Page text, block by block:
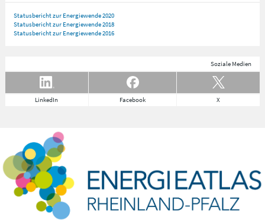
Statusbericht zur Energiewende 2020
Statusbericht zur Energiewende 2018
Statusbericht zur Energiewende 2016
Soziale Medien
LinkedIn Facebook X